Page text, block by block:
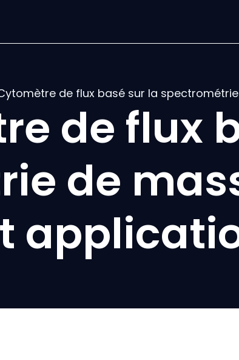
de flux basé sur la
de flux
de